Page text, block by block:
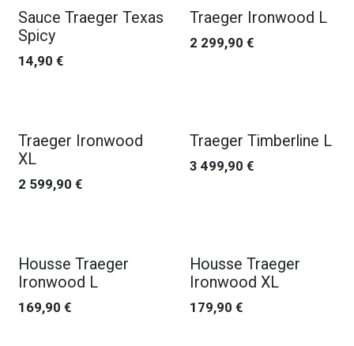
Sauce Traeger Texas
Spicy
14,90 €
Traeger Ironwood L
2 299,90 €
Traeger Ironwood
XL
2 599,90 €
Traeger Timberline L
3 499,90 €
Housse Traeger
Ironwood L
169,90 €
Housse Traeger
Ironwood XL
179,90 €